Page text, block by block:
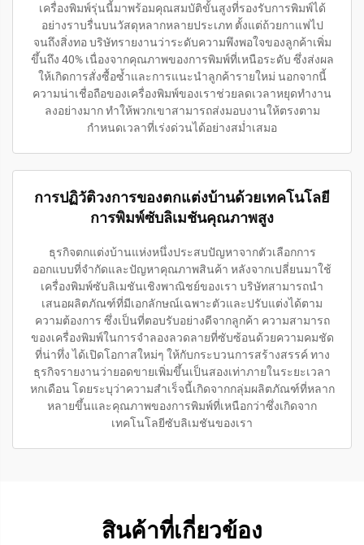
เครื่องพิมพ์รุ่นนี้มาพร้อมคุณสมบัติขั้นสูงที่รองรับการพิมพ์ได้
อย่างราบรื่นบนวัสดุหลากหลายประเภท ตั้งแต่ถ้วยกาแฟไป
จนถึงสิ่งทอ บริษัทรายงานว่าระดับความพึงพอใจของลูกค้าเพิ่ม
ขึ้นถึง 40% เนื่องจากคุณภาพของการพิมพ์ที่เหนือระดับ ซึ่งส่งผล
ให้เกิดการสั่งซื้อซ้ำและการแนะนำลูกค้ารายใหม่ นอกจากนี้
ความน่าเชื่อถือของเครื่องพิมพ์ของเราช่วยลดเวลาหยุดทำงาน
ลงอย่างมาก ทำให้พวกเขาสามารถส่งมอบงานให้ตรงตาม
กำหนดเวลาที่เร่งด่วนได้อย่างสม่ำเสมอ
การปฏิวัติวงการของตกแต่งบ้านด้วยเทคโนโลยี
การพิมพ์ซับลิเมชันคุณภาพสูง
ธุรกิจตกแต่งบ้านแห่งหนึ่งประสบปัญหาจากตัวเลือกการ
ออกแบบที่จำกัดและปัญหาคุณภาพสินค้า หลังจากเปลี่ยนมาใช้
เครื่องพิมพ์ซับลิเมชันเชิงพาณิชย์ของเรา บริษัทสามารถนำ
เสนอผลิตภัณฑ์ที่มีเอกลักษณ์เฉพาะตัวและปรับแต่งได้ตาม
ความต้องการ ซึ่งเป็นที่ตอบรับอย่างดีจากลูกค้า ความสามารถ
ของเครื่องพิมพ์ในการจำลองลวดลายที่ซับซ้อนด้วยความคมชัด
ที่น่าทึ่ง ได้เปิดโอกาสใหม่ๆ ให้กับกระบวนการสร้างสรรค์ ทาง
ธุรกิจรายงานว่ายอดขายเพิ่มขึ้นเป็นสองเท่าภายในระยะเวลา
หกเดือน โดยระบุว่าความสำเร็จนี้เกิดจากกลุ่มผลิตภัณฑ์ที่หลาก
หลายขึ้นและคุณภาพของการพิมพ์ที่เหนือกว่าซึ่งเกิดจาก
เทคโนโลยีซับลิเมชันของเรา
สินค้าที่เกี่ยวข้อง